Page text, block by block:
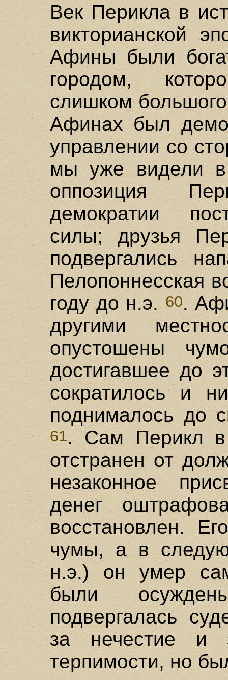
Век Перикла в
викторианской
Афины были
городом,
слишком
Афинах был
управлении со
мы уже видели в
оппозиция
демократии
силы; друзья
подвергались
Пелопоннесская
году до н.э.60.
другими
опустошены
достигавшее до
сократилось и
поднималось до
61. Сам Перикл
отстранен от
незаконное
денег
восстановлен.
чумы, а в
н.э.) он умер
были
подвергалась
за нечестие и
терпимости, но